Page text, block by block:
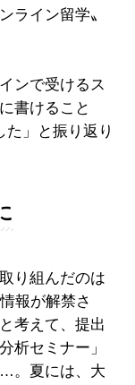
ライン留学〟
ンで受けるス
書けること
」と振り返り
り組んだのは
報が解禁さ
考えて、提出
析セミナー」
。夏には、大